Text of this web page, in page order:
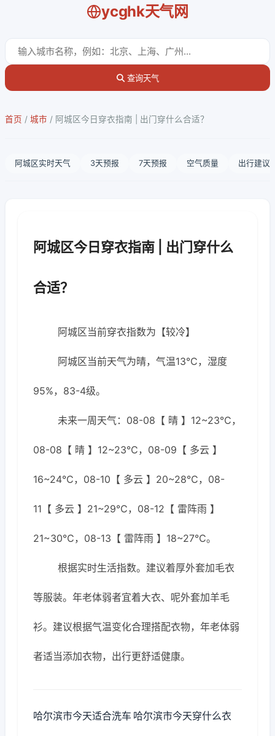
ycghk天气网
查询天气
首页 / 城市 / 阿城区今日穿衣指南 | 出门穿什么合适？
阿城区实时天气 3天预报 7天预报 空气质量 出行建议
阿城区今日穿衣指南 | 出门穿什么
合适？
阿城区当前穿衣指数为【较冷】
阿城区当前天气为晴，气温13℃，湿度
95%，83-4级。
未来一周天气：08-08【 晴 】12~23℃，
08-08【 晴 】12~23℃，08-09【 多云 】
16~24℃，08-10【 多云 】20~28℃，08-
11【 多云 】21~29℃，08-12【 雷阵雨 】
21~30℃，08-13【 雷阵雨 】18~27℃。
根据实时生活指数。建议着厚外套加毛衣
等服装。年老体弱者宜着大衣、呢外套加羊毛
衫。建议根据气温变化合理搭配衣物，年老体弱
者适当添加衣物，出行更舒适健康。
哈尔滨市今天适合洗车 哈尔滨市今天穿什么衣